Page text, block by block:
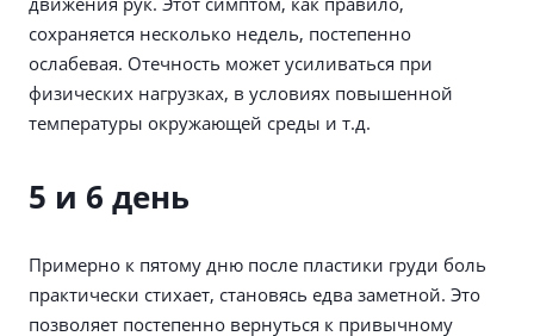
сохраняется несколько недель, постепенно
ослабевая. Отечность может усиливаться при
физических нагрузках, в условиях повышенной
температуры окружающей среды и т.д.
5 и 6 день
Примерно к пятому дню после пластики груди боль
практически стихает, становясь едва заметной. Это
позволяет постепенно вернуться к привычному